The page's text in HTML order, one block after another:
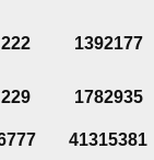
222 1392177
229 1782935
41315381